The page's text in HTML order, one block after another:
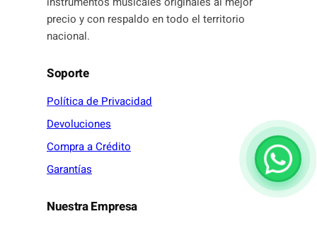
precio y con respaldo en todo el territorio
nacional.
Soporte
Política de Privacidad
Devoluciones
Compra a Crédito
Garantías
Nuestra Empresa